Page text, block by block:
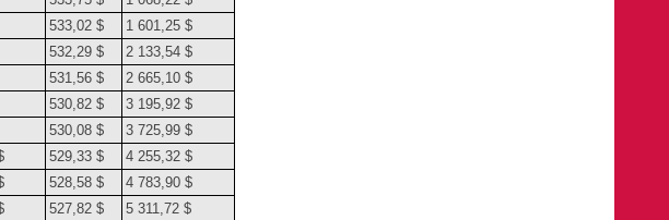
533,02 $
1 601,25 $
532,29 $
2 133,54 $
531,56 $
2 665,10 $
530,82 $
3 195,92 $
530,08 $
3 725,99 $
529,33 $
4 255,32 $
528,58 $
4 783,90 $
527,82 $
5 311,72 $